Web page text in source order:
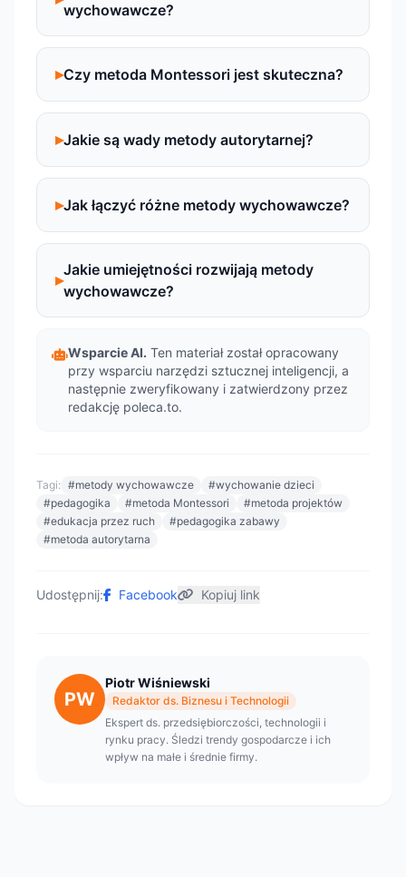
wychowawcze?
Czy metoda Montessori jest skuteczna?
Jakie są wady metody autorytarnej?
Jak łączyć różne metody wychowawcze?
Jakie umiejętności rozwijają metody
wychowawcze?
Wsparcie AI. Ten materiał został opracowany
przy wsparciu narzędzi sztucznej inteligencji, a
następnie zweryfikowany i zatwierdzony przez
redakcję poleca.to.
Tagi: #metody wychowawcze
#wychowanie dzieci
#pedagogika
#metoda Montessori
#metoda projektów
#edukacja przez ruch
#pedagogika zabawy
#metoda autorytarna
Udostępnij: Facebook Kopiuj link
PW
Piotr Wiśniewski
Redaktor ds. Biznesu i Technologii
Ekspert ds. przedsiębiorczości, technologii i
rynku pracy. Śledzi trendy gospodarcze i ich
wpływ na małe i średnie firmy.